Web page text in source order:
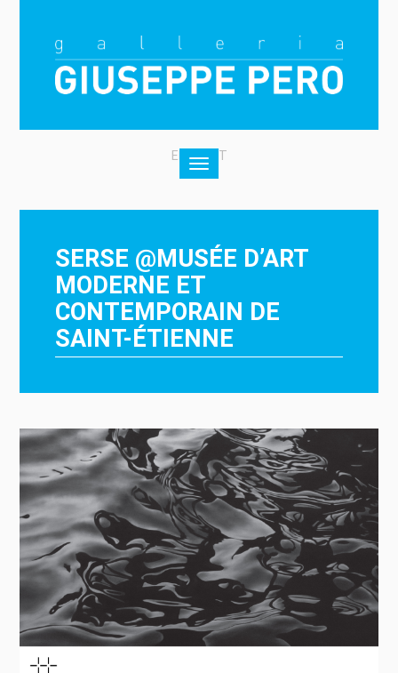
EN | IT
Toggle
navigation
SERSE @MUSÉE D’ART
MODERNE ET
CONTEMPORAIN DE
SAINT-ÉTIENNE